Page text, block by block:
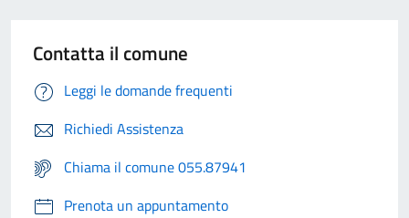
Contatta il comune
Leggi le domande frequenti
Richiedi Assistenza
Chiama il comune 055.87941
Prenota un appuntamento